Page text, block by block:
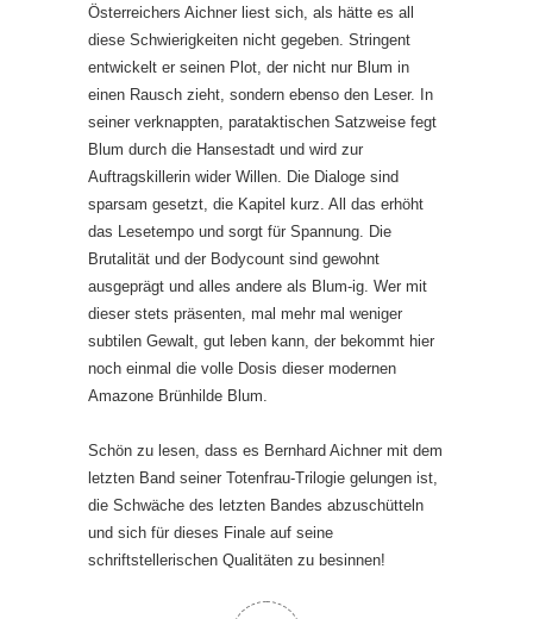
Österreichers Aichner liest sich, als hätte es all
diese Schwierigkeiten nicht gegeben. Stringent
entwickelt er seinen Plot, der nicht nur Blum in
einen Rausch zieht, sondern ebenso den Leser. In
seiner verknappten, parataktischen Satzweise fegt
Blum durch die Hansestadt und wird zur
Auftragskillerin wider Willen. Die Dialoge sind
sparsam gesetzt, die Kapitel kurz. All das erhöht
das Lesetempo und sorgt für Spannung. Die
Brutalität und der Bodycount sind gewohnt
ausgeprägt und alles andere als Blum-ig. Wer mit
dieser stets präsenten, mal mehr mal weniger
subtilen Gewalt, gut leben kann, der bekommt hier
noch einmal die volle Dosis dieser modernen
Amazone Brünhilde Blum.
Schön zu lesen, dass es Bernhard Aichner mit dem
letzten Band seiner Totenfrau-Trilogie gelungen ist,
die Schwäche des letzten Bandes abzuschütteln
und sich für dieses Finale auf seine
schriftstellerischen Qualitäten zu besinnen!